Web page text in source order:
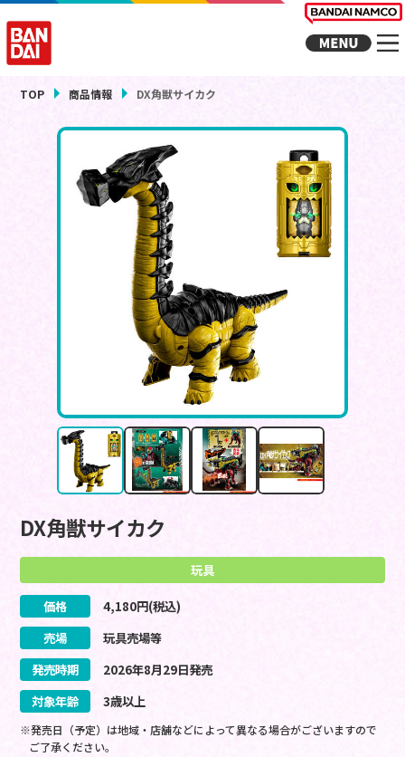
TOP 商品情報 DX角獣サイカク
DX角獣サイカク
玩具
価格 4,180円(税込)
売場
玩具売場等
発売時期
2026年8月29日発売
対象年齢
3歳以上
※発売日（予定）は地域・店舗などによって異なる場合がございますので
ご了承ください。